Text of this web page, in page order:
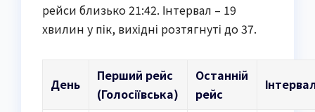
рейси близько 21:42. Інтервал – 19
хвилин у пік, вихідні розтягнуті до 37.
День
Перший рейс
(Голосіївська)
Останній
рейс